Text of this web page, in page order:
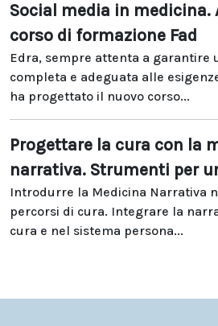
Social media in medicina.
corso di formazione Fad
Edra, sempre attenta a garantire
completa e adeguata alle
ha progettato il nuovo corso...
Progettare la cura con la
narrativa. Strumenti per
Introdurre la Medicina Narrativa
percorsi di cura. Integrare la
cura e nel sistema persona...